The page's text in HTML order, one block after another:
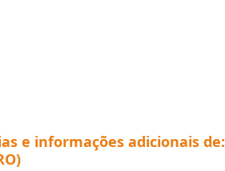
e informações adicionais de: